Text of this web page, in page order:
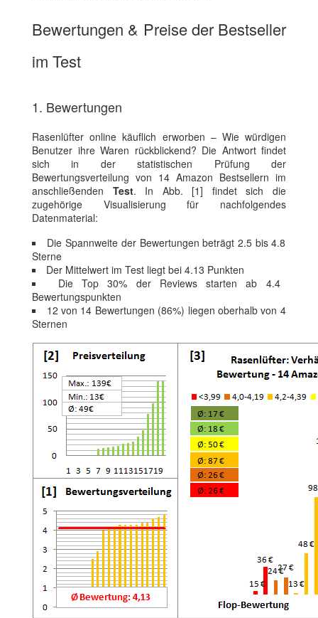
Bewertungen & Preise der Bestseller
im Test
1. Bewertungen
Rasenlüfter online käuflich erworben – Wie würdigen
Benutzer ihre Waren rückblickend? Die Antwort findet
sich in der statistischen Prüfung der
Bewertungsverteilung von 14 Amazon Bestsellern im
anschließenden Test. In Abb. [1] findet sich die
zugehörige Visualisierung für nachfolgendes
Datenmaterial:
Die Spannweite der Bewertungen beträgt 2.5 bis 4.8
Sterne
Der Mittelwert im Test liegt bei 4.13 Punkten
Die Top 30% der Reviews starten ab 4.4
Bewertungspunkten
12 von 14 Bewertungen (86%) liegen oberhalb von 4
Sternen